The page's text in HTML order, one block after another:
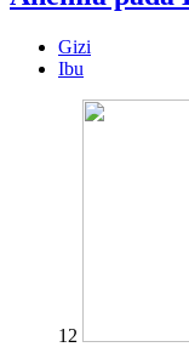
Gizi
Ibu
12